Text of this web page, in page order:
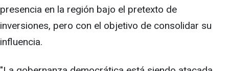
presencia en la región bajo el pretexto de
inversiones, pero con el objetivo de consolidar su
influencia.